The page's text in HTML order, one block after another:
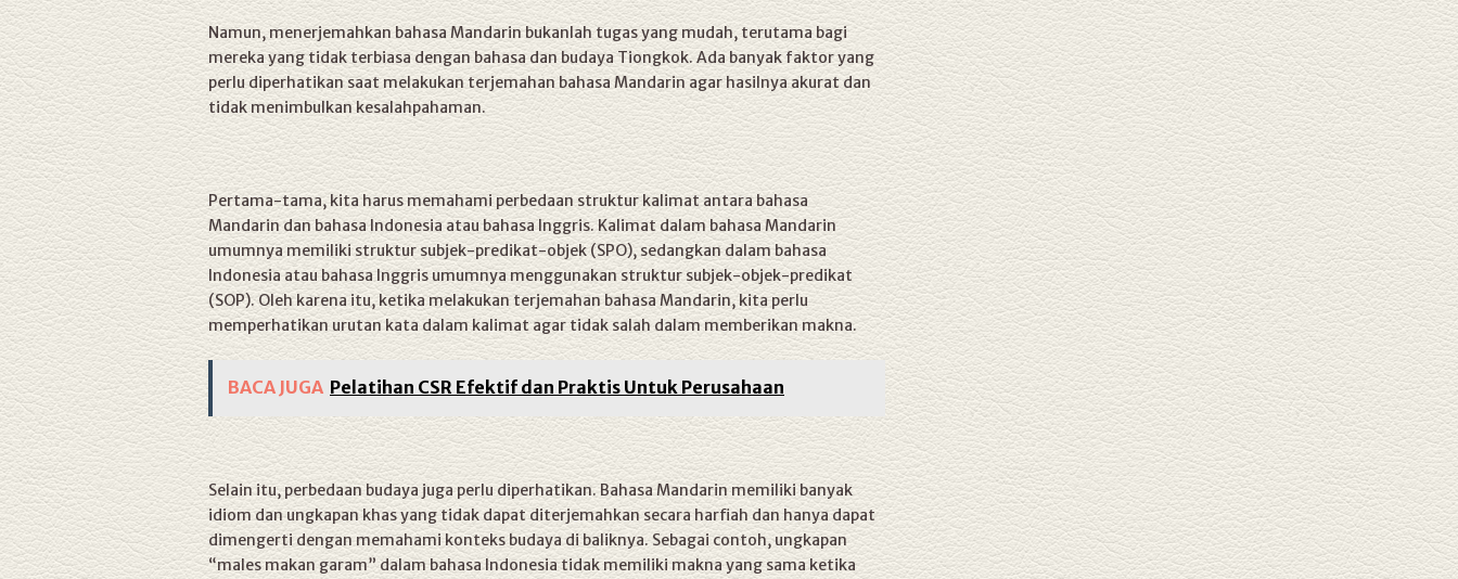
Namun, menerjemahkan bahasa Mandarin bukanlah tugas yang mudah, terutama bagi
mereka yang tidak terbiasa dengan bahasa dan budaya Tiongkok. Ada banyak faktor yang
perlu diperhatikan saat melakukan terjemahan bahasa Mandarin agar hasilnya akurat dan
tidak menimbulkan kesalahpahaman.
Pertama-tama, kita harus memahami perbedaan struktur kalimat antara bahasa
Mandarin dan bahasa Indonesia atau bahasa Inggris. Kalimat dalam bahasa Mandarin
umumnya memiliki struktur subjek-predikat-objek (SPO), sedangkan dalam bahasa
Indonesia atau bahasa Inggris umumnya menggunakan struktur subjek-objek-predikat
(SOP). Oleh karena itu, ketika melakukan terjemahan bahasa Mandarin, kita perlu
memperhatikan urutan kata dalam kalimat agar tidak salah dalam memberikan makna.
BACA JUGA Pelatihan CSR Efektif dan Praktis Untuk Perusahaan
Selain itu, perbedaan budaya juga perlu diperhatikan. Bahasa Mandarin memiliki banyak
idiom dan ungkapan khas yang tidak dapat diterjemahkan secara harfiah dan hanya dapat
dimengerti dengan memahami konteks budaya di baliknya. Sebagai contoh, ungkapan
“males makan garam” dalam bahasa Indonesia tidak memiliki makna yang sama ketika